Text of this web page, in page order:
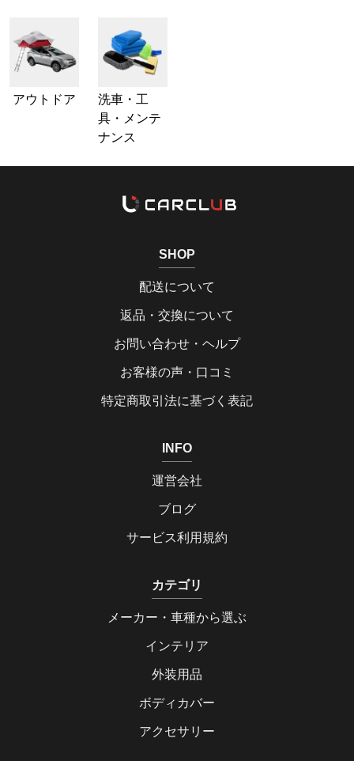
アウトドア
洗車・工
具・メンテ
ナンス
SHOP
配送について
返品・交換について
お問い合わせ・ヘルプ
お客様の声・口コミ
特定商取引法に基づく表記
INFO
運営会社
ブログ
サービス利用規約
カテゴリ
メーカー・車種から選ぶ
インテリア
外装用品
ボディカバー
アクセサリー